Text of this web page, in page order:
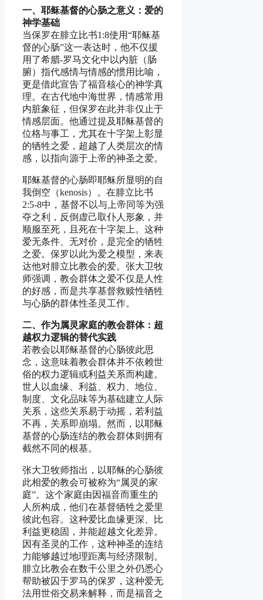
一、耶稣基督的心肠之意义：爱的
神学基础
当保罗在腓立比书1:8使用“耶稣基
督的心肠”这一表达时，他不仅援
用了希腊-罗马文化中以内脏（肠
腑）指代感情与情感的惯用比喻，
更是借此宣告了福音核心的神学真
理。在古代地中海世界，情感常用
内脏象征，但保罗在此并非仅止于
情感层面。他通过提及耶稣基督的
位格与事工，尤其在十字架上彰显
的牺牲之爱，超越了人类层次的情
感，以指向源于上帝的神圣之爱。
耶稣基督的心肠即耶稣所显明的自
我倒空（kenosis）。在腓立比书
2:5-8中，基督不以与上帝同等为强
夺之利，反倒虚己取仆人形象，并
顺服至死，且死在十字架上。这种
爱无条件、无对价，是完全的牺牲
之爱。保罗以此为爱之模型，来表
达他对腓立比教会的爱。张大卫牧
师强调，教会群体之爱不仅是人性
的好感，而是共享基督救赎性牺牲
与心肠的群体性圣灵工作。
二、作为属灵家庭的教会群体：超
越权力逻辑的替代实践
若教会以耶稣基督的心肠彼此思
念，这意味着教会群体并不依赖世
俗的权力逻辑或利益关系而构建。
世人以血缘、利益、权力、地位、
制度、文化品味等为基础建立人际
关系，这些关系易于动摇，若利益
不再，关系即崩塌。然而，以耶稣
基督的心肠连结的教会群体则拥有
截然不同的根基。
张大卫牧师指出，以耶稣的心肠彼
此相爱的教会可被称为“属灵的家
庭”。这个家庭由因福音而重生的
人所构成，他们在基督牺牲之爱里
彼此包容。这种爱比血缘更深、比
利益更稳固，并能超越文化差异。
因有圣灵的工作，这种神圣的连结
力能够越过地理距离与经济限制。
腓立比教会在数千公里之外仍悉心
帮助被囚于罗马的保罗，这种爱无
法用世俗交易来解释，而是福音之